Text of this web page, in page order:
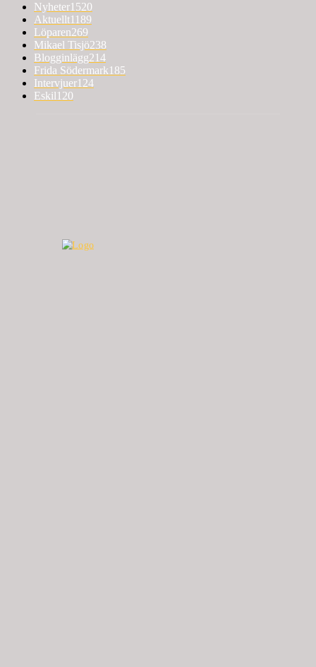
Nyheter1520
Aktuellt1189
Löparen269
Mikael Tisjö238
Blogginlägg214
Frida Södermark185
Intervjuer124
Eskil120